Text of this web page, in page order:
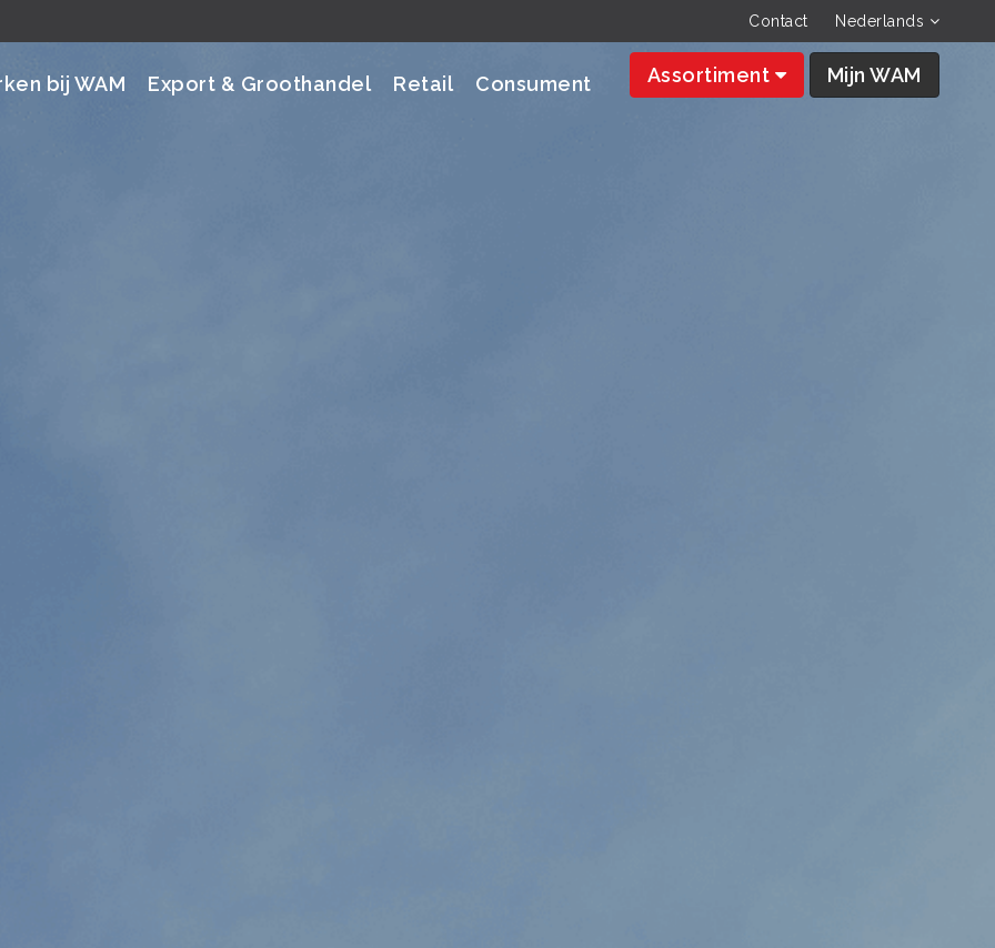
Contact Nederlands
bij WAM Export & Groothandel Retail Consument Assortiment Mijn WAM